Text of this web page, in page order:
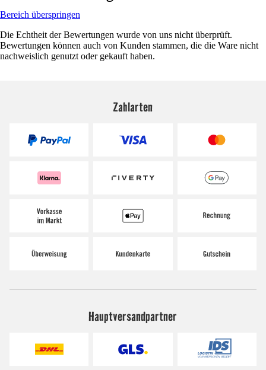
Bereich überspringen
Die Echtheit der Bewertungen wurde von uns nicht überprüft.
Bewertungen können auch von Kunden stammen, die die Ware nicht
nachweislich genutzt oder gekauft haben.
Zahlarten
Hauptversandpartner